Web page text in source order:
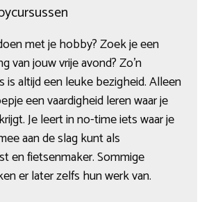
met je hobby? Zoek je een
van jouw vrije avond? Zo’n
is altijd een leuke bezigheid. Alleen
een vaardigheid leren waar je
Je leert in no-time iets waar je
aan de slag kunt als
en fietsenmaker. Sommige
er later zelfs hun werk van.